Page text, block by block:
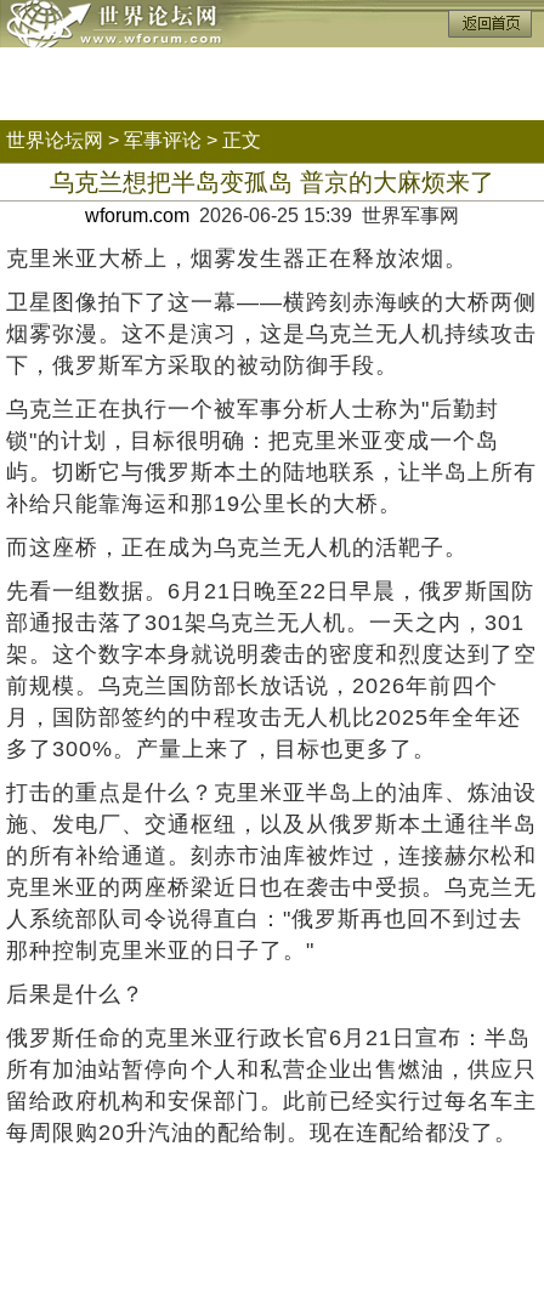
世界论坛网 > 军事评论 > 正文
乌克兰想把半岛变孤岛 普京的大麻烦来了
wforum.com 2026-06-25 15:39 世界军事网
克里米亚大桥上，烟雾发生器正在释放浓烟。
卫星图像拍下了这一幕——横跨刻赤海峡的大桥两侧
烟雾弥漫。这不是演习，这是乌克兰无人机持续攻击
下，俄罗斯军方采取的被动防御手段。
乌克兰正在执行一个被军事分析人士称为"后勤封
锁"的计划，目标很明确：把克里米亚变成一个岛
屿。切断它与俄罗斯本土的陆地联系，让半岛上所有
补给只能靠海运和那19公里长的大桥。
而这座桥，正在成为乌克兰无人机的活靶子。
先看一组数据。6月21日晚至22日早晨，俄罗斯国防
部通报击落了301架乌克兰无人机。一天之内，301
架。这个数字本身就说明袭击的密度和烈度达到了空
前规模。乌克兰国防部长放话说，2026年前四个
月，国防部签约的中程攻击无人机比2025年全年还
多了300%。产量上来了，目标也更多了。
打击的重点是什么？克里米亚半岛上的油库、炼油设
施、发电厂、交通枢纽，以及从俄罗斯本土通往半岛
的所有补给通道。刻赤市油库被炸过，连接赫尔松和
克里米亚的两座桥梁近日也在袭击中受损。乌克兰无
人系统部队司令说得直白："俄罗斯再也回不到过去
那种控制克里米亚的日子了。"
后果是什么？
俄罗斯任命的克里米亚行政长官6月21日宣布：半岛
所有加油站暂停向个人和私营企业出售燃油，供应只
留给政府机构和安保部门。此前已经实行过每名车主
每周限购20升汽油的配给制。现在连配给都没了。